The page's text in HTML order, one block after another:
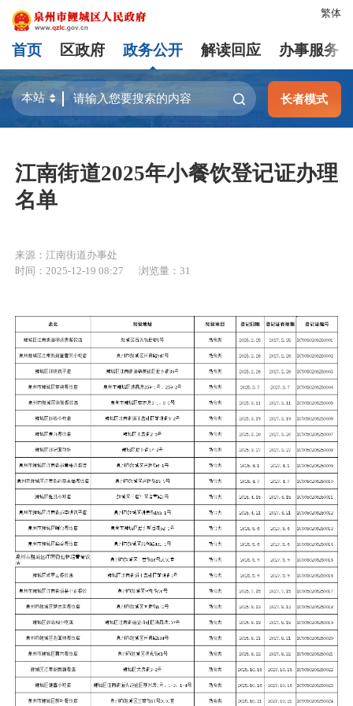
繁体
首页 区政府 政务公开 解读回应 办事服务
长者模式
江南街道2025年小餐饮登记证办理
名单
来源：江南街道办事处
时间：2025-12-19 08:27
浏览量： 31